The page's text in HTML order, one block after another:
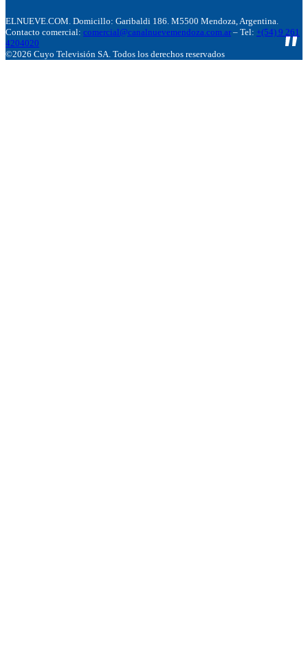
ELNUEVE.COM. Domicillo: Garibaldi 186. M5500 Mendoza, Argentina.
Contacto comercial: comercial@canalnuevemendoza.com.ar – Tel: +(54) 9 261
4204020
©2026 Cuyo Televisión SA. Todos los derechos reservados